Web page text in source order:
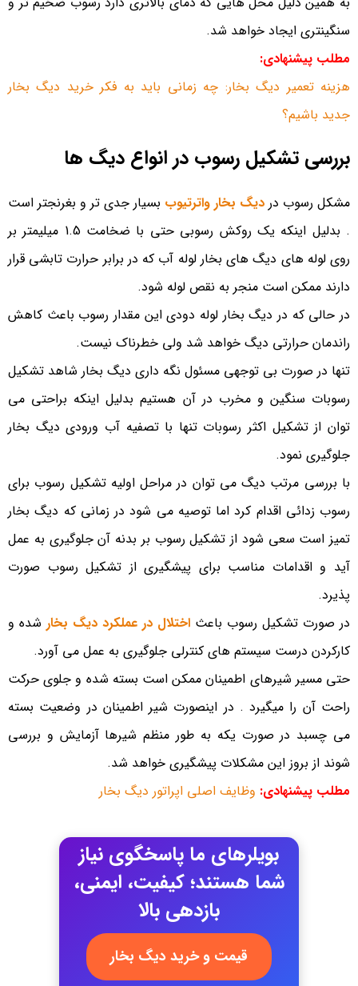
سنگینتری ایجاد خواهد شد.
مطلب پیشنهادی:
هزینه تعمیر دیگ بخار: چه زمانی باید به فکر خرید دیگ بخار
جدید باشیم؟
بررسی تشکیل رسوب در انواع دیگ ها
مشکل رسوب در دیگ بخار واترتیوب بسیار جدی تر و بغرنجتر است
. بدلیل اینکه یک روکش رسوبی حتی با ضخامت 1.5 میلیمتر بر
روی لوله های دیگ های بخار لوله آب که در برابر حرارت تابشی قرار
دارند ممکن است منجر به نقص لوله شود.
در حالی که در دیگ بخار لوله دودی این مقدار رسوب باعث کاهش
راندمان حرارتی دیگ خواهد شد ولی خطرناک نیست.
تنها در صورت بی توجهی مسئول نگه داری دیگ بخار شاهد تشکیل
رسوبات سنگین و مخرب در آن هستیم بدلیل اینکه براحتی می
توان از تشکیل اکثر رسوبات تنها با تصفیه آب ورودی دیگ بخار
جلوگیری نمود.
با بررسی مرتب دیگ می توان در مراحل اولیه تشکیل رسوب برای
رسوب زدائی اقدام کرد اما توصیه می شود در زمانی که دیگ بخار
تمیز است سعی شود از تشکیل رسوب بر بدنه آن جلوگیری به عمل
آید و اقدامات مناسب برای پیشگیری از تشکیل رسوب صورت
پذیرد.
در صورت تشکیل رسوب باعث اختلال در عملکرد دیگ بخار شده و
کارکردن درست سیستم های کنترلی جلوگیری به عمل می آورد.
حتی مسیر شیرهای اطمینان ممکن است بسته شده و جلوی حرکت
راحت آن را میگیرد . در اینصورت شیر اطمینان در وضعیت بسته
می چسبد در صورت یکه به طور منظم شیرها آزمایش و بررسی
شوند از بروز این مشکلات پیشگیری خواهد شد.
مطلب پیشنهادی: وظایف اصلی اپراتور دیگ بخار
بویلرهای ما پاسخگوی نیاز
شما هستند؛ کیفیت، ایمنی،
بازدهی بالا
قیمت و خرید دیگ بخار